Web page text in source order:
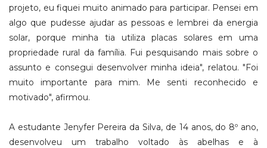
projeto, eu fiquei muito animado para participar. Pensei em
algo que pudesse ajudar as pessoas e lembrei da energia
solar, porque minha tia utiliza placas solares em uma
propriedade rural da família. Fui pesquisando mais sobre o
assunto e consegui desenvolver minha ideia", relatou. "Foi
muito importante para mim. Me senti reconhecido e
motivado", afirmou.
A estudante Jenyfer Pereira da Silva, de 14 anos, do 8º ano,
desenvolveu um trabalho voltado às abelhas e à